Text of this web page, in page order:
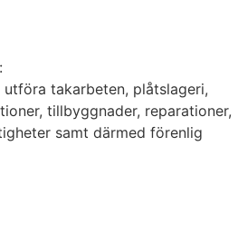
takarbeten, plåtslageri,
tillbyggnader, reparationer,
samt därmed förenlig